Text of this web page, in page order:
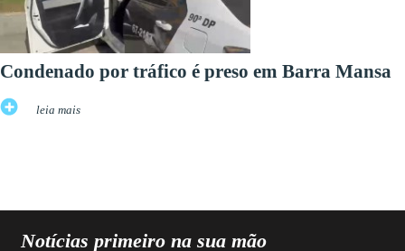
Condenado por tráfico é preso em Barra Mansa
leia mais
Notícias primeiro na sua mão